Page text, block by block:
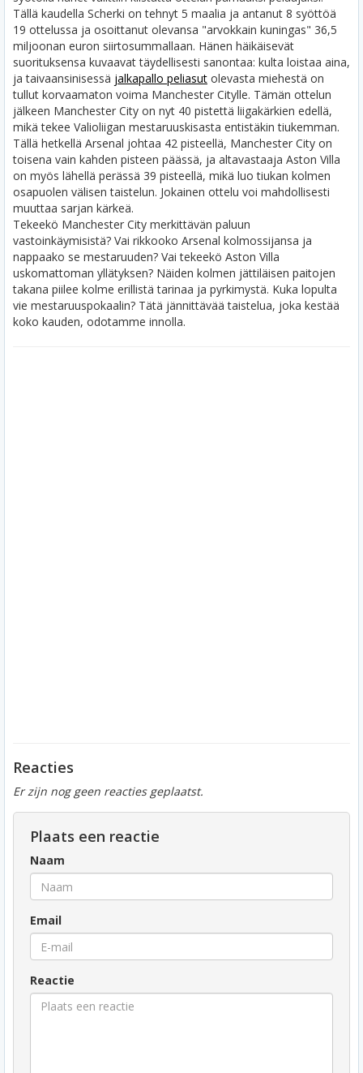
Tällä kaudella Scherki on tehnyt 5 maalia ja antanut 8 syöttöä
19 ottelussa ja osoittanut olevansa "arvokkain kuningas" 36,5
miljoonan euron siirtosummallaan. Hänen häikäisevät
suorituksensa kuvaavat täydellisesti sanontaa: kulta loistaa aina,
ja taivaansinisessä jalkapallo peliasut olevasta miehestä on
tullut korvaamaton voima Manchester Citylle. Tämän ottelun
jälkeen Manchester City on nyt 40 pistettä liigakärkien edellä,
mikä tekee Valioliigan mestaruuskisasta entistäkin tiukemman.
Tällä hetkellä Arsenal johtaa 42 pisteellä, Manchester City on
toisena vain kahden pisteen päässä, ja altavastaaja Aston Villa
on myös lähellä perässä 39 pisteellä, mikä luo tiukan kolmen
osapuolen välisen taistelun. Jokainen ottelu voi mahdollisesti
muuttaa sarjan kärkeä.
Tekeekö Manchester City merkittävän paluun
vastoinkäymisistä? Vai rikkooko Arsenal kolmossijansa ja
nappaako se mestaruuden? Vai tekeekö Aston Villa
uskomattoman yllätyksen? Näiden kolmen jättiläisen paitojen
takana piilee kolme erillistä tarinaa ja pyrkimystä. Kuka lopulta
vie mestaruuspokaalin? Tätä jännittävää taistelua, joka kestää
koko kauden, odotamme innolla.
Reacties
Er zijn nog geen reacties geplaatst.
Plaats een reactie
Naam
Email
Reactie